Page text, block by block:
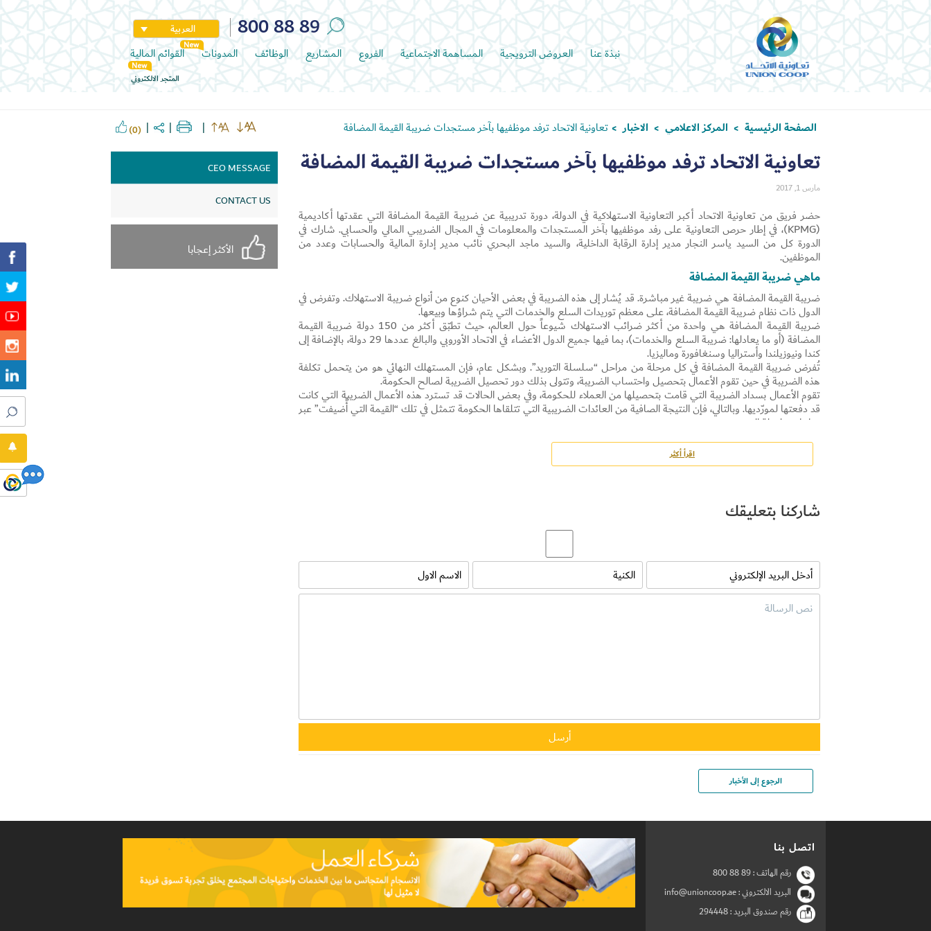
800 88 89 العربية
نبذة عنا العروض الترويجية المساهمة الاجتماعية الفروع المشاريع الوظائف المدونات القوائم المالية
المتجر الالكتروني
الصفحة الرئيسية > المركز الاعلامي > الاخبار > تعاونية الاتحاد ترفد موظفيها بآخر مستجدات ضريبة القيمة المضافة (0)
تعاونية الاتحاد ترفد موظفيها بآخر مستجدات ضريبة القيمة المضافة
مارس 1, 2017
حضر فريق من تعاونية الاتحاد أكبر التعاونية الاستهلاكية في الدولة، دورة تدريبية عن ضريبة القيمة المضافة التي عقدتها أكاديمية
(KPMG)، في إطار حرص التعاونية على رفد موظفيها بآخر المستجدات والمعلومات في المجال الضريبي المالي والحسابي. شارك في
الدورة كل من السيد ياسر النجار مدير إدارة الرقابة الداخلية، والسيد ماجد البحري نائب مدير إدارة المالية والحسابات وعدد من
الموظفين.
ماهي ضريبة القيمة المضافة
ضريبة القيمة المضافة هي ضريبة غير مباشرة. قد يُشار إلى هذه الضريبة في بعض الأحيان كنوع من أنواع ضريبة الاستهلاك. وتفرض في
الدول ذات نظام ضريبة القيمة المضافة، على معظم توريدات السلع والخدمات التي يتم شراؤها وبيعها.
ضريبة القيمة المضافة هي واحدة من أكثر ضرائب الاستهلاك شيوعاً حول العالم، حيث تطبّق أكثر من 150 دولة ضريبة القيمة
المضافة (أو ما يعادلها: ضريبة السلع والخدمات)، بما فيها جميع الدول الأعضاء في الاتحاد الأوروبي والبالغ عددها 29 دولة، بالإضافة إلى
كندا ونيوزيلندا وأستراليا وسنغافورة وماليزيا.
تُفرض ضريبة القيمة المضافة في كل مرحلة من مراحل “سلسلة التوريد”. وبشكل عام، فإن المستهلك النهائي هو من يتحمل تكلفة
هذه الضريبة في حين تقوم الأعمال بتحصيل واحتساب الضريبة، وتتولى بذلك دور تحصيل الضريبة لصالح الحكومة.
تقوم الأعمال بسداد الضريبة التي قامت بتحصيلها من العملاء للحكومة، وفي بعض الحالات قد تسترد هذه الأعمال الضريبة التي كانت
قد دفعتها لمورّديها. وبالتالي، فإن النتيجة الصافية من العائدات الضريبية التي تتلقاها الحكومة تتمثل في تلك “القيمة التي أًضيفت” عبر
مراحل سلسلة التوريد.
اقرأ أكثر
شاركنا بتعليقك
CEO MESSAGE
CONTACT US
الأكثر إعجابا
الرجوع إلى الأخبار
اتصل بنا
رقم الهاتف :800 88 89
البريد الالكتروني : info@unioncoop.ae
رقم صندوق البريد :294448